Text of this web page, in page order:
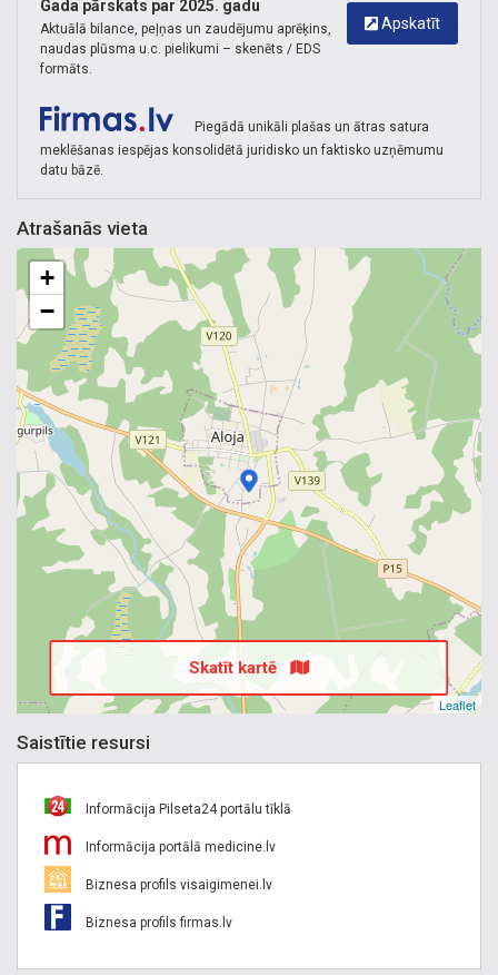
Apskatīt
Gada pārskats par 2025. gadu
Aktuālā bilance, peļņas un zaudējumu aprēķins,
naudas plūsma u.c. pielikumi – skenēts / EDS
formāts.
Piegādā unikāli plašas un ātras satura
meklēšanas iespējas konsolidētā juridisko un faktisko uzņēmumu
datu bāzē.
Atrašanās vieta
+
−
Leaflet
Skatīt kartē
Saistītie resursi
Informācija Pilseta24 portālu tīklā
Informācija portālā medicine.lv
Biznesa profils visaigimenei.lv
Biznesa profils firmas.lv